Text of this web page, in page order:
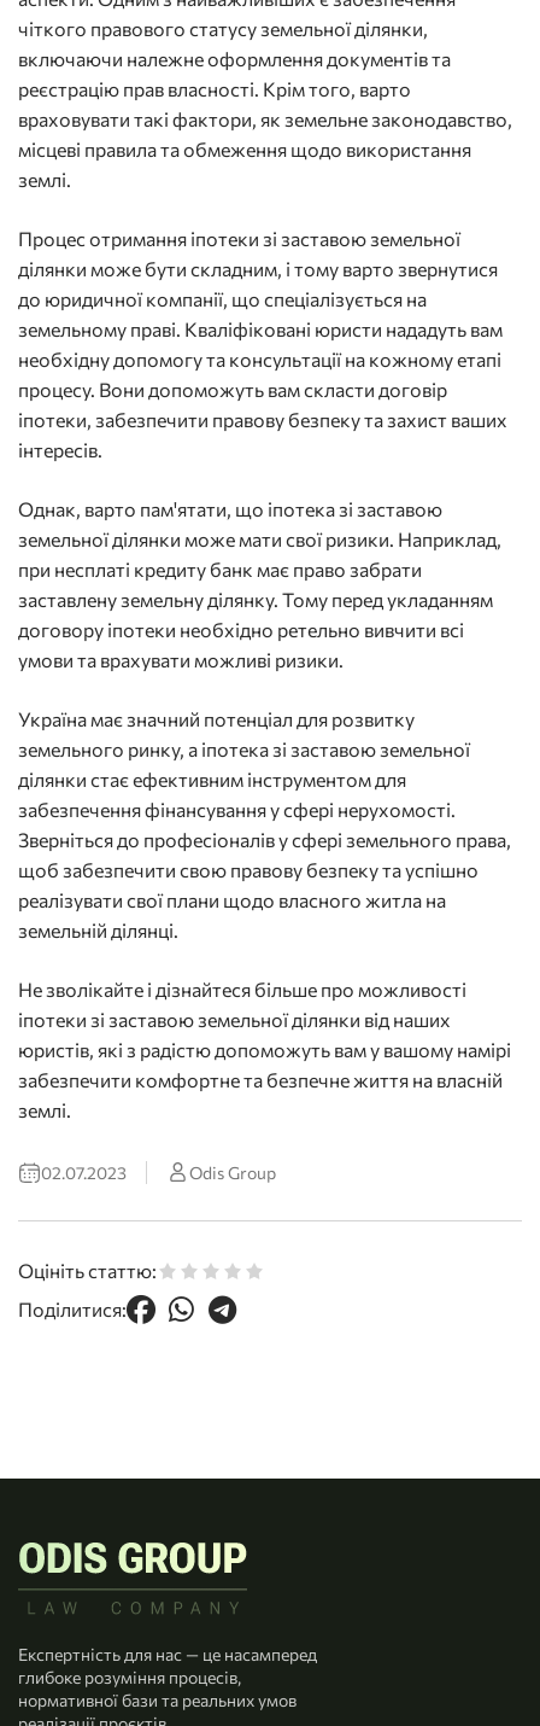
чіткого правового статусу земельної ділянки,
включаючи належне оформлення документів та
реєстрацію прав власності. Крім того, варто
враховувати такі фактори, як земельне законодавство,
місцеві правила та обмеження щодо використання
землі.
Процес отримання іпотеки зі заставою земельної
ділянки може бути складним, і тому варто звернутися
до юридичної компанії, що спеціалізується на
земельному праві. Кваліфіковані юристи нададуть вам
необхідну допомогу та консультації на кожному етапі
процесу. Вони допоможуть вам скласти договір
іпотеки, забезпечити правову безпеку та захист ваших
інтересів.
Однак, варто пам'ятати, що іпотека зі заставою
земельної ділянки може мати свої ризики. Наприклад,
при несплаті кредиту банк має право забрати
заставлену земельну ділянку. Тому перед укладанням
договору іпотеки необхідно ретельно вивчити всі
умови та врахувати можливі ризики.
Україна має значний потенціал для розвитку
земельного ринку, а іпотека зі заставою земельної
ділянки стає ефективним інструментом для
забезпечення фінансування у сфері нерухомості.
Зверніться до професіоналів у сфері земельного права,
щоб забезпечити свою правову безпеку та успішно
реалізувати свої плани щодо власного житла на
земельній ділянці.
Не зволікайте і дізнайтеся більше про можливості
іпотеки зі заставою земельної ділянки від наших
юристів, які з радістю допоможуть вам у вашому намірі
забезпечити комфортне та безпечне життя на власній
землі.
02.07.2023 Odis Group
Оцініть статтю:
Поділитися:
Експертність для нас — це насамперед
глибоке розуміння процесів,
нормативної бази та реальних умов